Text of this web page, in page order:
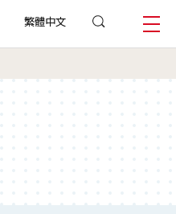
繁體中文